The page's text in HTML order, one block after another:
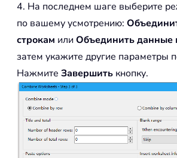
4. На последнем шаге выберите
по вашему усмотрению:
строкам или Объединить данные
затем укажите другие параметры
Нажмите Завершить кнопку.